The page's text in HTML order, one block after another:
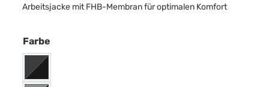
Arbeitsjacke mit FHB-Membran für optimalen Komfort
Farbe